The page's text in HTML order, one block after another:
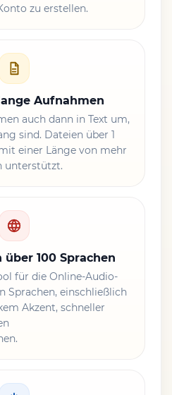
zu erstellen.
Aufnahmen
auch dann in Text um,
sind. Dateien über 1
einer Länge von mehr
unterstützt.
100 Sprachen
für die Online-Audio-
Sprachen, einschließlich
Akzent, schneller